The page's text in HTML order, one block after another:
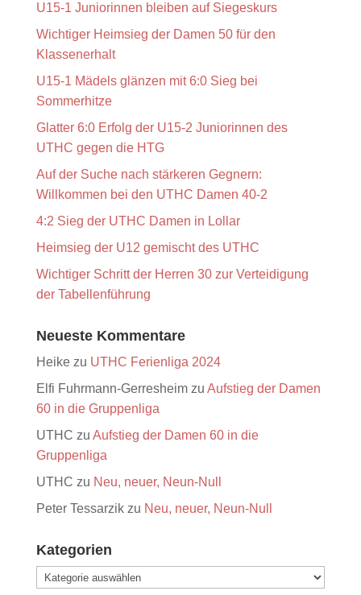
U15-1 Juniorinnen bleiben auf Siegeskurs
Wichtiger Heimsieg der Damen 50 für den
Klassenerhalt
U15-1 Mädels glänzen mit 6:0 Sieg bei
Sommerhitze
Glatter 6:0 Erfolg der U15-2 Juniorinnen des
UTHC gegen die HTG
Auf der Suche nach stärkeren Gegnern:
Willkommen bei den UTHC Damen 40-2
4:2 Sieg der UTHC Damen in Lollar
Heimsieg der U12 gemischt des UTHC
Wichtiger Schritt der Herren 30 zur Verteidigung
der Tabellenführung
Neueste Kommentare
Heikezu UTHC Ferienliga 2024
Elfi Fuhrmann-Gerresheimzu Aufstieg der Damen
60 in die Gruppenliga
UTHC zu Aufstieg der Damen 60 in die
Gruppenliga
UTHC zu Neu, neuer, Neun-Null
Peter Tessarzikzu Neu, neuer, Neun-Null
Kategorien
Kategorien